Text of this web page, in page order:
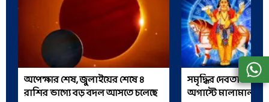
অপেক্ষার শেষ, জুলাইয়ের শেষে ৪
রাশির ভাগ্যে বড় বদল আসতে চলেছে
সমৃদ্ধির দেবতা শুক্র
অগাস্টে মালামাল